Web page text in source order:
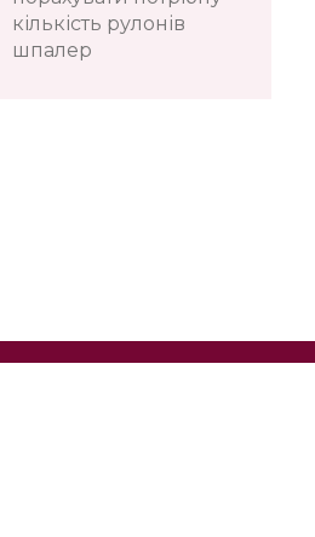
кількість рулонів
шпалер